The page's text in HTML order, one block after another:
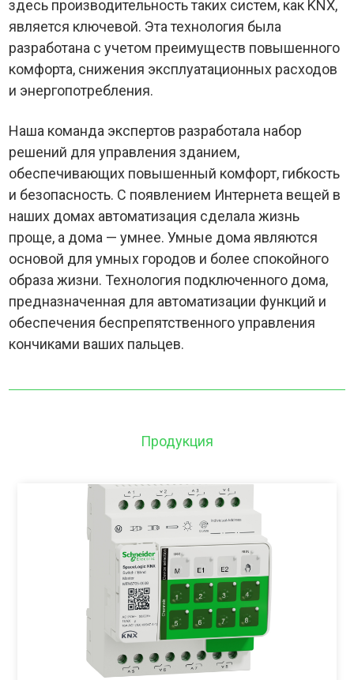
здесь производительность таких систем, как KNX,
является ключевой. Эта технология была
разработана с учетом преимуществ повышенного
комфорта, снижения эксплуатационных расходов
и энергопотребления.
Наша команда экспертов разработала набор
решений для управления зданием,
обеспечивающих повышенный комфорт, гибкость
и безопасность. С появлением Интернета вещей в
наших домах автоматизация сделала жизнь
проще, а дома — умнее. Умные дома являются
основой для умных городов и более спокойного
образа жизни. Технология подключенного дома,
предназначенная для автоматизации функций и
обеспечения беспрепятственного управления
кончиками ваших пальцев.
Продукция